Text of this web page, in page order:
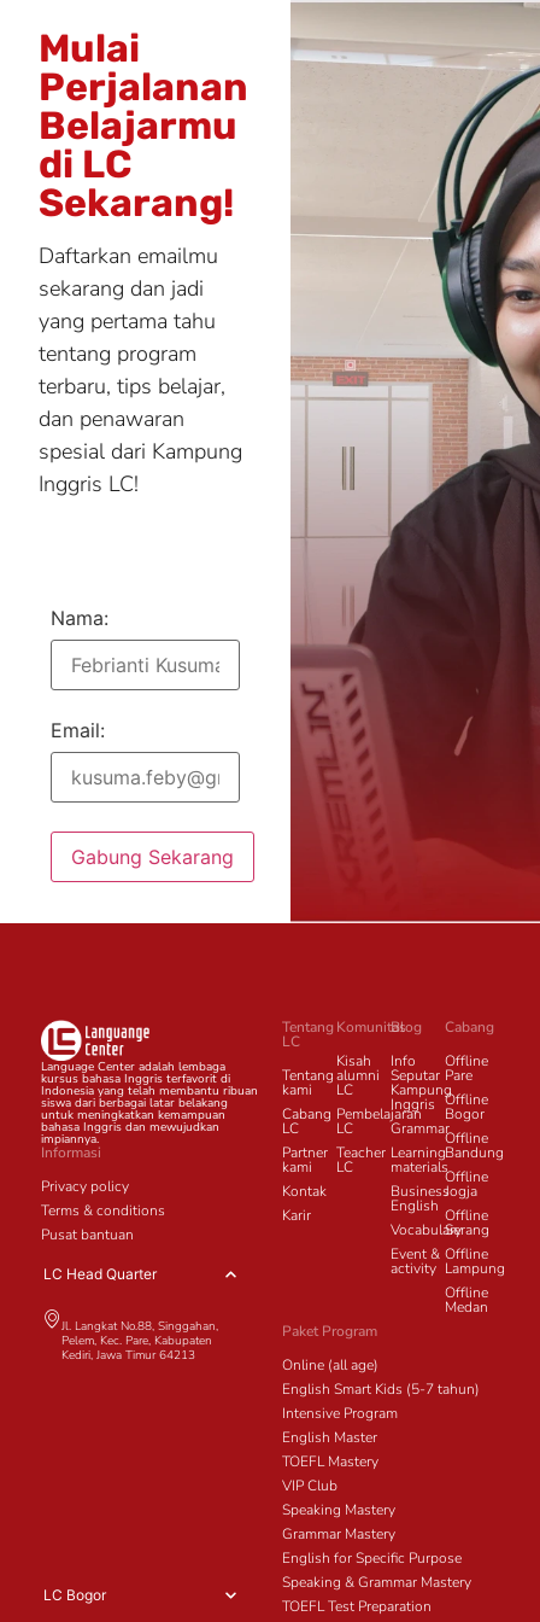
Mulai
Perjalanan
Belajarmu
di LC
Sekarang!
Daftarkan emailmu
sekarang dan jadi
yang pertama tahu
tentang program
terbaru, tips belajar,
dan penawaran
spesial dari Kampung
Inggris LC!
Nama:
Email:
Gabung Sekarang
Language Center adalah lembaga
kursus bahasa Inggris terfavorit di
Indonesia yang telah membantu ribuan
siswa dari berbagai latar belakang
untuk meningkatkan kemampuan
bahasa Inggris dan mewujudkan
impiannya.
Informasi
Privacy policy
Terms & conditions
Pusat bantuan
LC Head Quarter
Jl. Langkat No.88, Singgahan,
Pelem, Kec. Pare, Kabupaten
Kediri, Jawa Timur 64213
LC Bogor
Tentang
LC
Tentang
kami
Cabang
LC
Partner
kami
Kontak
Karir
Komunitas
Kisah
alumni
LC
Pembelajaran
LC
Teacher
LC
Blog
Info
Seputar
Kampung
Inggris
Grammar
Learning
materials
Business
English
Vocabulary
Event &
activity
Cabang
Offline
Pare
Offline
Bogor
Offline
Bandung
Offline
Jogja
Offline
Serang
Offline
Lampung
Offline
Medan
Paket Program
Online (all age)
English Smart Kids (5-7 tahun)
Intensive Program
English Master
TOEFL Mastery
VIP Club
Speaking Mastery
Grammar Mastery
English for Specific Purpose
Speaking & Grammar Mastery
TOEFL Test Preparation